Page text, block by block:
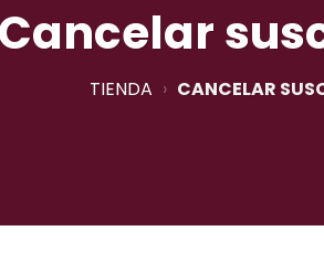
Cancelar
TIENDA › CANCELAR